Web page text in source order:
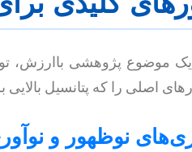
یک موضوع پژوهشی باارزش،
اصلی را که پتانسیل